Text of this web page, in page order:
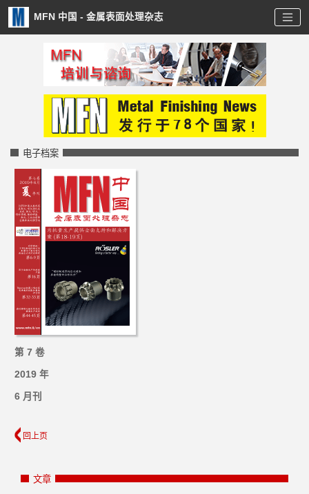
MFN 中国 - 金属表面处理杂志
电子档案
第 7 卷
2019 年
6 月刊
回上页
文章